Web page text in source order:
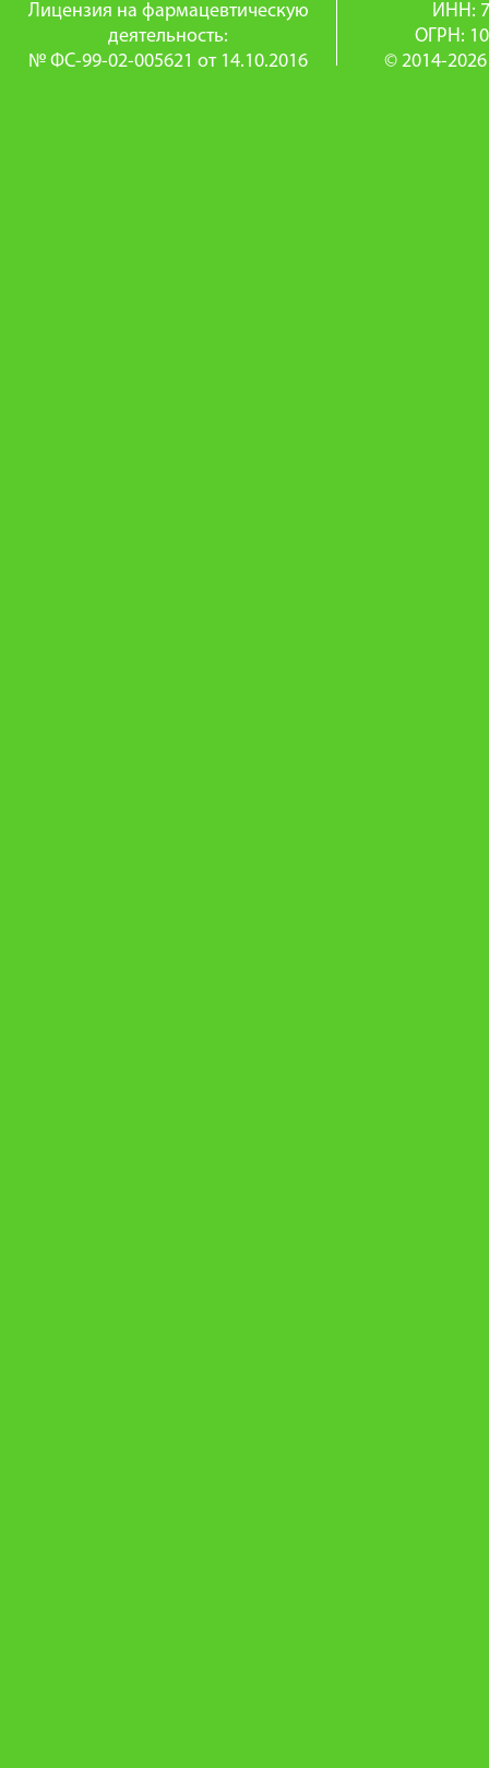
Лицензия на фармацевтическую
деятельность:
№ ФС-99-02-005621 от 14.10.2016
ИНН:
ОГРН:
© 2014-